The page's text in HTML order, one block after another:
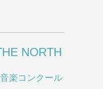
NORTH
楽コンクール